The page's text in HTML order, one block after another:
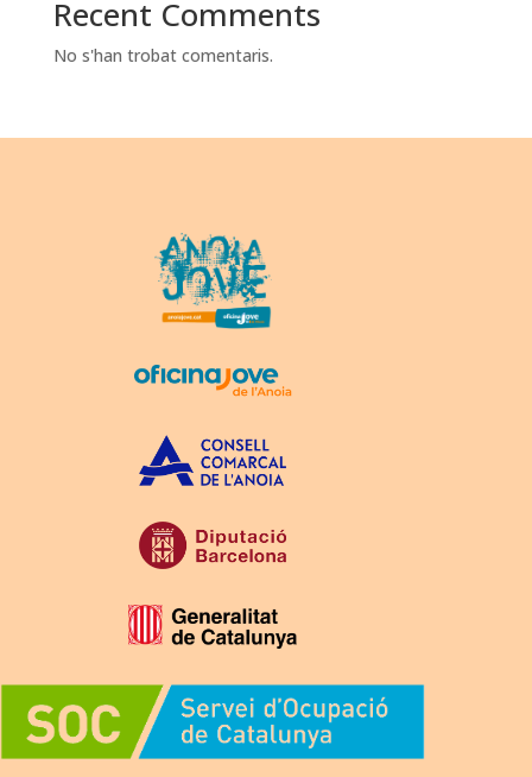
Recent Comments
No s'han trobat comentaris.